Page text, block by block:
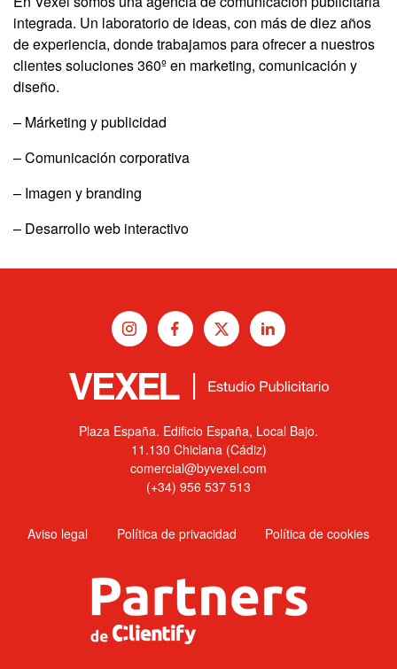
integrada. Un laboratorio de ideas, con más de diez años
de experiencia, donde trabajamos para ofrecer a nuestros
clientes soluciones 360º en marketing, comunicación y
diseño.
– Márketing y publicidad
– Comunicación corporativa
– Imagen y branding
– Desarrollo web interactivo
Plaza España. Edificio España, Local Bajo.
11.130 Chiclana (Cádiz)
comercial@byvexel.com
(+34) 956 537 513
Aviso legal Política de privacidad Política de cookies